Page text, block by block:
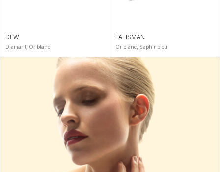
DEW
Diamant, Or blanc
TALISMAN
Or blanc, Saphir bleu